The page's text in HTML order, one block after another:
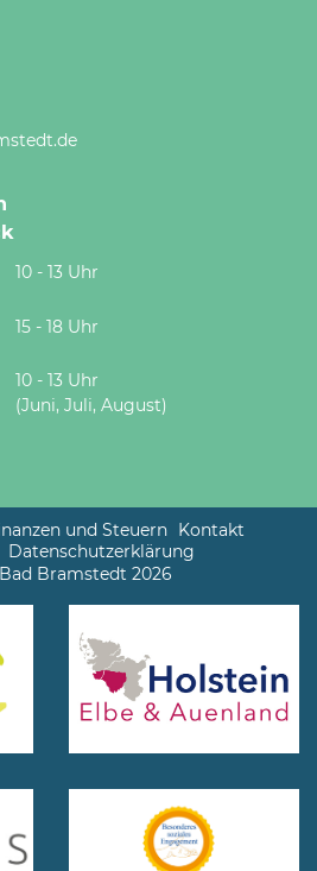
10 - 13 Uhr
15 - 18 Uhr
10 - 13 Uhr
(Juni, Juli, August)
und Steuern Kontakt
Datenschutzerklärung
Bramstedt 2026